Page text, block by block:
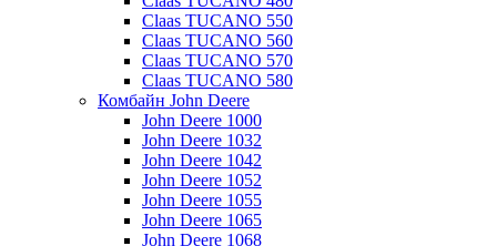
Claas TUCANO 550
Claas TUCANO 560
Claas TUCANO 570
Claas TUCANO 580
Комбайн John Deere
John Deere 1000
John Deere 1032
John Deere 1042
John Deere 1052
John Deere 1055
John Deere 1065
John Deere 1068